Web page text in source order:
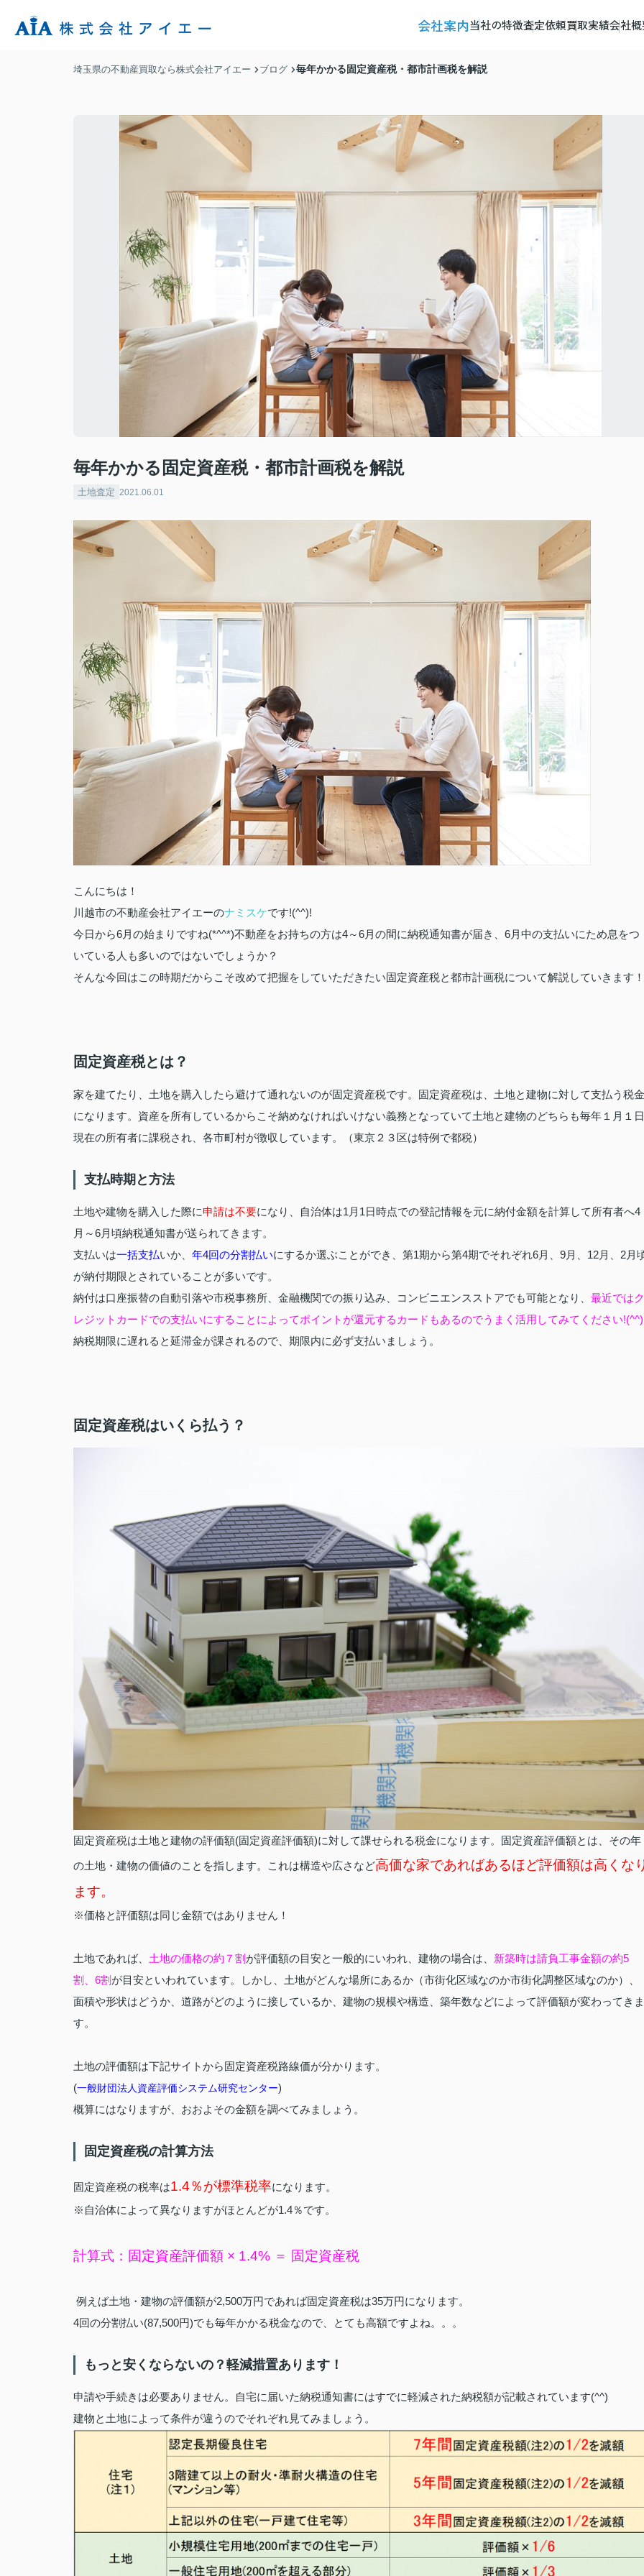
会社案内当社の特徴査定依頼買取実績会社
埼玉県の不動産買取なら株式会社アイエー ブログ 毎年かかる固定資産税・都市計画税を解説
毎年かかる固定資産税・都市計画税を解説
土地査定 2021.06.01
こんにちは！
川越市の不動産会社アイエーのナミスケです!(^^)!
今日から6月の始まりですね(*^^*)不動産をお持ちの方は4～6月の間に納税通知書が届き、6月中の支払いにため息をつ
いている人も多いのではないでしょうか？
そんな今回はこの時期だからこそ改めて把握をしていただきたい固定資産税と都市計画税について解説していきます！
固定資産税とは？
家を建てたり、土地を購入したら避けて通れないのが固定資産税です。固定資産税は、土地と建物に対して支払う税金
になります。資産を所有しているからこそ納めなければいけない義務となっていて土地と建物のどちらも毎年１月１日
現在の所有者に課税され、各市町村が徴収しています。（東京２３区は特例で都税）
支払時期と方法
土地や建物を購入した際に申請は不要になり、自治体は1月1日時点での登記情報を元に納付金額を計算して所有者へ4
月～6月頃納税通知書が送られてきます。
支払いは一括支払いか、 年4回の分割払いにするか選ぶことができ、第1期から第4期でそれぞれ6月、9月、12月、2月
が納付期限とされていることが多いです。
納付は口座振替の自動引落や市税事務所、金融機関での振り込み、コンビニエンスストアでも可能となり、 最近ではク
レジットカードでの支払いにすることによってポイントが還元するカードもあるのでうまく活用してみてください
納税期限に遅れると延滞金が課されるので、期限内に必ず支払いましょう。
固定資産税はいくら払う？
固定資産税は土地と建物の評価額(固定資産評価額)に対して課せられる税金になります。固定資産評価額とは、その年
の土地・建物の価値のことを指します。これは構造や広さなど高価な家であればあるほど評価額は高くな
ます。
※価格と評価額は同じ金額ではありません！
土地であれば、 土地の価格の約７割 が評価額の目安と一般的にいわれ、建物の場合は、 新築時は請負工事金額の約5
割、6割 が目安といわれています。しかし、土地がどんな場所にあるか（市街化区域なのか市街化調整区域なのか）、
面積や形状はどうか、道路がどのように接しているか、建物の規模や構造、築年数などによって評価額が変わってきま
す。
土地の評価額は下記サイトから固定資産税路線価が分かります。
(一般財団法人資産評価システム研究センター)
概算にはなりますが、おおよその金額を調べてみましょう。
固定資産税の計算方法
固定資産税の税率は1.4％が標準税率になります。
※自治体によって異なりますがほとんどが1.4％です。
計算式：固定資産評価額 × 1.4% ＝ 固定資産税
例えば土地・建物の評価額が2,500万円であれば固定資産税は35万円になります。
4回の分割払い(87,500円)でも毎年かかる税金なので、とても高額ですよね。。。
もっと安くならないの？軽減措置あります！
申請や手続きは必要ありません。自宅に届いた納税通知書にはすでに軽減された納税額が記載されています(^^)
建物と土地によって条件が違うのでそれぞれ見てみましょう。